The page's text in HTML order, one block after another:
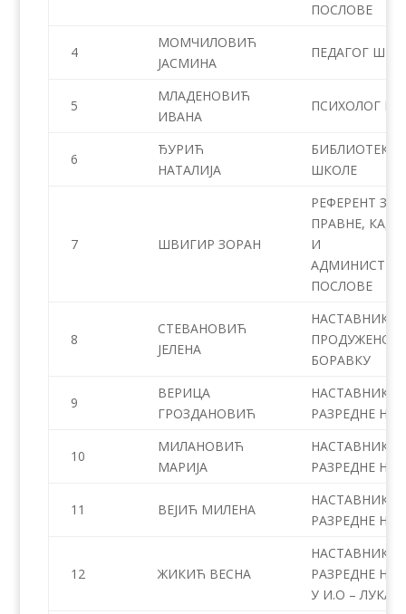
ПОСЛОВЕ
4
МОМЧИЛОВИЋ
ЈАСМИНА
ПЕДАГОГ
5
МЛАДЕНОВИЋ
ИВАНА
ПСИХОЛОГ
6
ЂУРИЋ
НАТАЛИЈА
БИБЛИОТЕКАР
ШКОЛЕ
7 ШВИГИР ЗОРАН
РЕФЕРЕНТ ЗА
ПРАВНЕ,
И
ПОСЛОВЕ
8
СТЕВАНОВИЋ
ЈЕЛЕНА
НАСТАВНИК У
ПРОДУЖЕНОМ
БОРАВКУ
9
ВЕРИЦА
ГРОЗДАНОВИЋ
НАСТАВНИК
РАЗРЕДНЕ
10
МИЛАНОВИЋ
МАРИЈА
НАСТАВНИК
РАЗРЕДНЕ
11 ВЕЈИЋ МИЛЕНА
НАСТАВНИК
РАЗРЕДНЕ
12 ЖИКИЋ ВЕСНА
НАСТАВНИК
РАЗРЕДНЕ
У И.О – ЛУКА